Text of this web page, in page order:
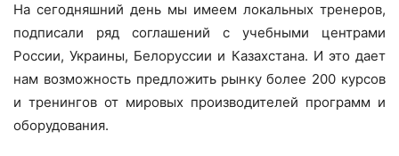
На сегодняшний день мы имеем локальных тренеров,
подписали ряд соглашений с учебными центрами
России, Украины, Белоруссии и Казахстана. И это дает
нам возможность предложить рынку более 200 курсов
и тренингов от мировых производителей программ и
оборудования.